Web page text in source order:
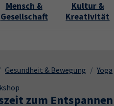
Mensch &
Gesellschaft
Kultur &
Kreativität
Gesundheit & Bewegung
Yoga
zum